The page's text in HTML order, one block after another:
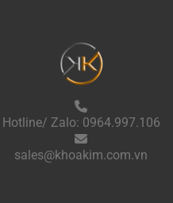
Hotline/ Zalo: 0964.997.106
sales@khoakim.com.vn